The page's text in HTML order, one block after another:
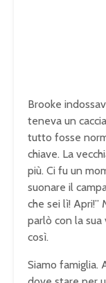
Brooke
teneva un
tutto fosse
chiave. La
più. Ci fu un
suonare il
che sei lì! Apri!”
parlò con la sua
così.
Siamo famiglia.